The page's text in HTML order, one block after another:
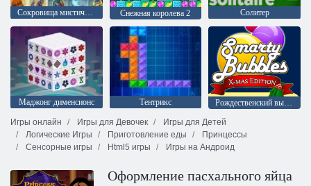
Сокровища мистического моря Снежная королева 2 Солитер
Mаджонг дименсионс Тентрикс
Рождественский выпуск: Забавные пузыри
Игры онлайн
Игры для Девочек
Игры для Детей
Логические Игры
Приготовление еды
Принцессы
Сенсорные игры
Html5 игры Игры на Андроид
Оформление пасхального яйца